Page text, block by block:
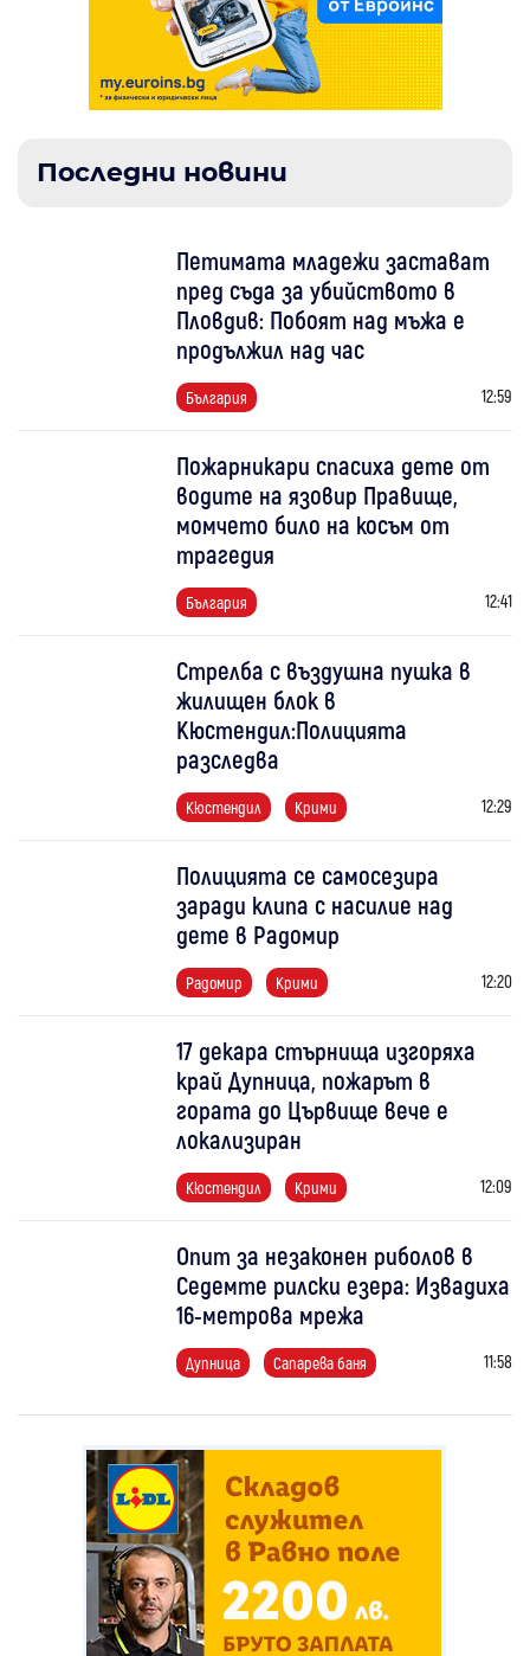
Последни новини
Петимата младежи застават
пред съда за убийството в
Пловдив: Побоят над мъжа е
продължил над час
България 12:59
Пожарникари спасиха дете от
водите на язовир Правище,
момчето било на косъм от
трагедия
България 12:41
Стрелба с въздушна пушка в
жилищен блок в
Кюстендил:Полицията
разследва
Кюстендил Крими 12:29
Полицията се самосезира
заради клипа с насилие над
дете в Радомир
Радомир Крими 12:20
17 декара стърнища изгоряха
край Дупница, пожарът в
гората до Цървище вече е
локализиран
Кюстендил Крими 12:09
Опит за незаконен риболов в
Седемте рилски езера: Извадиха
16-метрова мрежа
Дупница Сапарева баня 11:58